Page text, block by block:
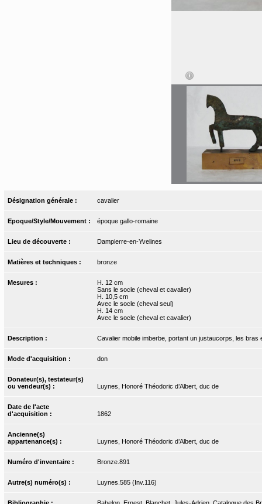
Désignation générale : cavalier
Epoque/Style/Mouvement : époque gallo-romaine
Lieu de découverte : Dampierre-en-Yvelines
Matières et techniques : bronze
Mesures :
H. 12 cm
Sans le socle (cheval et cavalier)
H. 10,5 cm
Avec le socle (cheval seul)
H. 14 cm
Avec le socle (cheval et cavalier)
Description : Cavalier mobile imberbe, portant un justaucorps, les bras
Mode d'acquisition : don
Donateur(s), testateur(s)
ou vendeur(s) :
Luynes, Honoré Théodoric d’Albert, duc de
Date de l'acte
d'acquisition :
1862
Ancienne(s)
appartenance(s) :
Luynes, Honoré Théodoric d’Albert, duc de
Numéro d'inventaire : Bronze.891
Autre(s) numéro(s) : Luynes.585 (Inv.116)
Bibliographie : Babelon, Ernest, Blanchet, Jules-Adrien. Catalogue des